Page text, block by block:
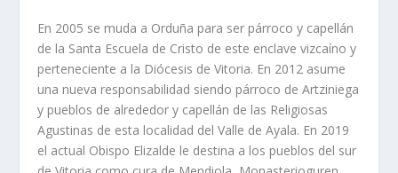
En 2005 se muda a Orduña para ser párroco y capellán
de la Santa Escuela de Cristo de este enclave vizcaíno y
perteneciente a la Diócesis de Vitoria. En 2012 asume
una nueva responsabilidad siendo párroco de Artziniega
y pueblos de alrededor y capellán de las Religiosas
Agustinas de esta localidad del Valle de Ayala. En 2019
el actual Obispo Elizalde le destina a los pueblos del sur